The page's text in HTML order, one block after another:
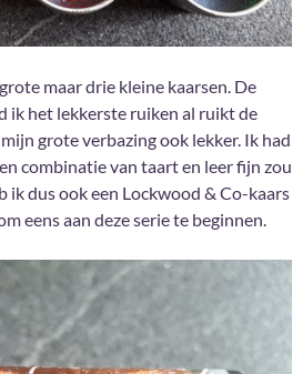
maar drie kleine kaarsen. De
ik het lekkerste ruiken al ruikt de
grote verbazing ook lekker. Ik had
combinatie van taart en leer fijn zou
ik dus ook een Lockwood & Co-kaars
eens aan deze serie te beginnen.